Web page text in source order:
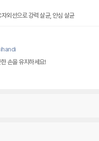
외선으로 강력 살균, 안심 살균
손을 유지하세요!